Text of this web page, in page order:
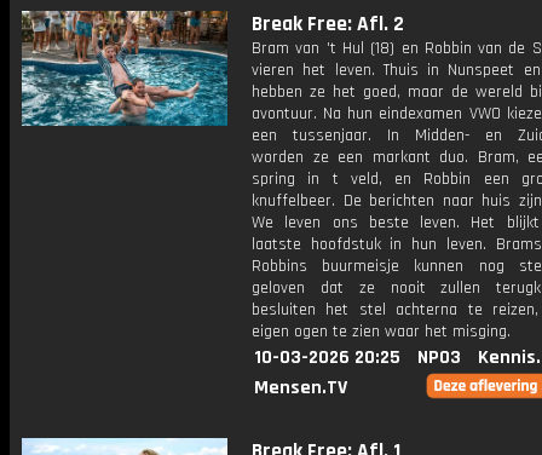
Break Free: Afl. 2
Bram van 't Hul (18) en Robbin van de
vieren het leven. Thuis in Nunspeet
hebben ze het goed, maar de wereld
avontuur. Na hun eindexamen VWO
een tussenjaar. In Midden- en
worden ze een markant duo. Bram,
spring in t veld, en Robbin een
knuffelbeer. De berichten naar huis
We leven ons beste leven. Het
laatste hoofdstuk in hun leven.
Robbins buurmeisje kunnen nog
geloven dat ze nooit zullen
besluiten het stel achterna te
eigen ogen te zien waar het misging.
10-03-2026 20:25 NPO3
Mensen.TV